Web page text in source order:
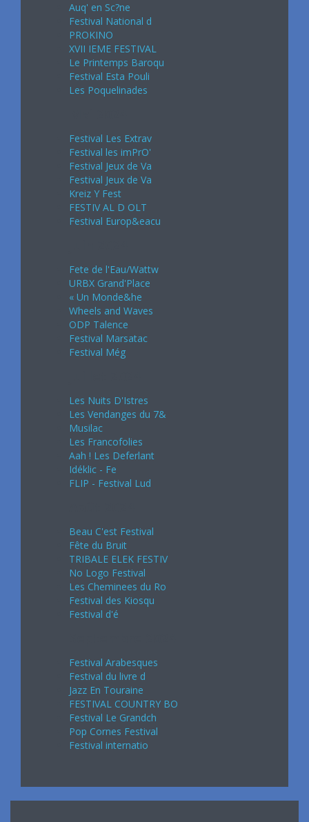
Auq' en Sc?ne
Festival National d
PROKINO
XVII IEME FESTIVAL
Le Printemps Baroqu
Festival Esta Pouli
Les Poquelinades
Festival Les Extrav
Festival les imPrO'
Festival Jeux de Va
Festival Jeux de Va
Kreiz Y Fest
FESTIV AL D OLT
Festival Europ&eacu
Fete de l'Eau/Wattw
URBX Grand'Place
« Un Monde&he
Wheels and Waves
ODP Talence
Festival Marsatac
Festival Még
Les Nuits D'Istres
Les Vendanges du 7&
Musilac
Les Francofolies
Aah ! Les Deferlant
Idéklic - Fe
FLIP - Festival Lud
Beau C'est Festival
Fête du Bruit
TRIBALE ELEK FESTIV
No Logo Festival
Les Cheminees du Ro
Festival des Kiosqu
Festival d'é
Festival Arabesques
Festival du livre d
Jazz En Touraine
FESTIVAL COUNTRY BO
Festival Le Grandch
Pop Cornes Festival
Festival internatio